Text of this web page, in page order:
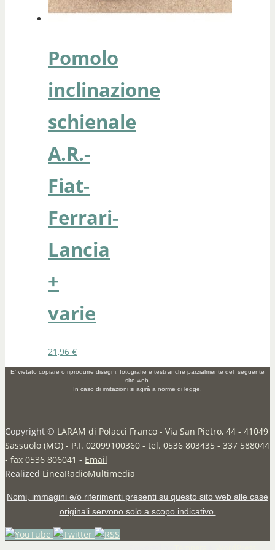
Pomolo
inclinazione
schienale
A.R.-
Fiat-
Ferrari-
Lancia
+
varie
21,96 €
E' vietato copiare o riprodurre disegni, fotografie e testi anche parzialmente del seguente
sito web.
In caso di imitazioni si agirà a norme di legge.
Copyright © LARAM di Polacci Franco - Via San Pietro, 44 - 41049
Sassuolo (MO) - P.I. 02099100360 - tel. 0536 803435 - 337 588044
- fax 0536 806041 - Email
Realized LineaRadioMultimedia
Nomi, immagini e/o riferimenti presenti su questo sito web alle case
originali servono solo a scopo indicativo.